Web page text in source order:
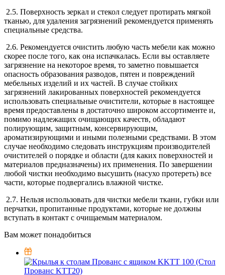
2.5. Поверхность зеркал и стекол следует протирать мягкой
тканью, для удаления загрязнений рекомендуется применять
специальные средства.
2.6. Рекомендуется очистить любую часть мебели как можно
скорее после того, как она испачкалась. Если вы оставляете
загрязнение на некоторое время, то заметно повышается
опасность образования разводов, пятен и повреждений
мебельных изделий и их частей. В случае стойких
загрязнений лакированных поверхностей рекомендуется
использовать специальные очистители, которые в настоящее
время предоставлены в достаточно широком ассортименте и,
помимо надлежащих очищающих качеств, обладают
полирующим, защитным, консервирующим,
ароматизирующими и иными полезными средствами. В этом
случае необходимо следовать инструкциям производителей
очистителей о порядке и области (для каких поверхностей и
материалов предназначены) их применения. По завершении
любой чистки необходимо высушить (насухо протереть) все
части, которые подвергались влажной чистке.
2.7. Нельзя использовать для чистки мебели ткани, губки или
перчатки, пропитанные продуктами, которые не должны
вступать в контакт с очищаемым материалом.
Вам может понадобиться